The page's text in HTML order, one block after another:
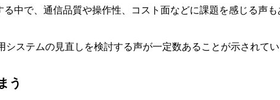
中で、通信品質や操作性、コスト面などに課題を感じる声も
ステムの見直しを検討する声が一定数あることが示されて
う